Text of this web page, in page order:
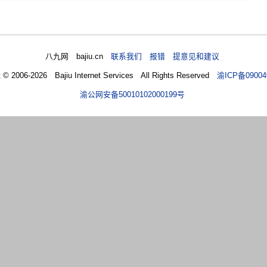
八九网 bajiu.cn联系我们 报错 提意见和建议
© 2006-2026 Bajiu Internet Services All Rights Reserved 渝ICP备
渝公网安备50010102000199号